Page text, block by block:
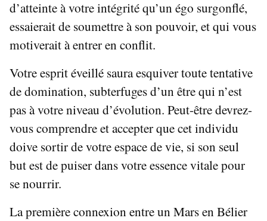
d’atteinte à votre intégrité qu’un égo surgonflé,
essaierait de soumettre à son pouvoir, et qui vous
motiverait à entrer en conflit.
Votre esprit éveillé saura esquiver toute tentative
de domination, subterfuges d’un être qui n’est
pas à votre niveau d’évolution. Peut-être devrez-
vous comprendre et accepter que cet individu
doive sortir de votre espace de vie, si son seul
but est de puiser dans votre essence vitale pour
se nourrir.
La première connexion entre un Mars en Bélier